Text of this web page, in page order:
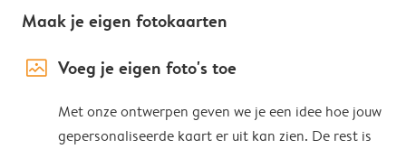
Maak je eigen fotokaarten
image_placeholder Voeg je eigen foto's toe
Met onze ontwerpen geven we je een idee hoe jouw
gepersonaliseerde kaart er uit kan zien. De rest is